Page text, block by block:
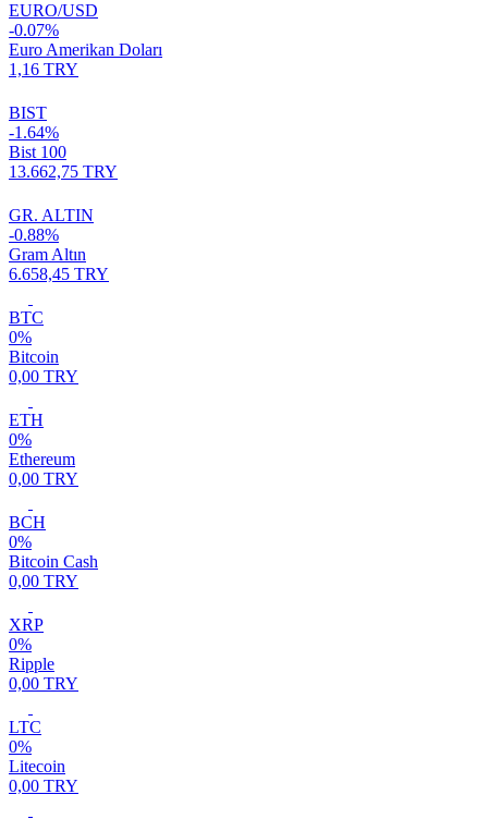
EURO/USD
-0.07%
Euro Amerikan Doları
1,16 TRY
BIST
-1.64%
Bist 100
13.662,75 TRY
GR. ALTIN
-0.88%
Gram Altın
6.658,45 TRY
BTC
0%
Bitcoin
0,00 TRY
ETH
0%
Ethereum
0,00 TRY
BCH
0%
Bitcoin Cash
0,00 TRY
XRP
0%
Ripple
0,00 TRY
LTC
0%
Litecoin
0,00 TRY